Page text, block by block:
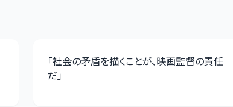
「社会の矛盾を描くことが、映画監督の責任
だ」